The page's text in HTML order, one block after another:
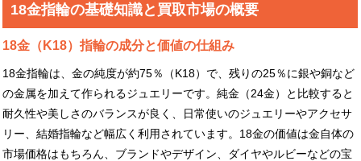
18金指輪の基礎知識と買取市場の概要
18金（K18）指輪の成分と価値の仕組み
18金指輪は、金の純度が約75％（K18）で、残りの25％に銀や銅など
の金属を加えて作られるジュエリーです。純金（24金）と比較すると
耐久性や美しさのバランスが良く、日常使いのジュエリーやアクセサ
リー、結婚指輪など幅広く利用されています。18金の価値は金自体の
市場価格はもちろん、ブランドやデザイン、ダイヤやルビーなどの宝